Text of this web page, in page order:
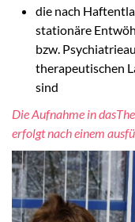
die nach
stationäre
bzw.
therapeutischen
sind
Die Aufnahme in
erfolgt nach einem